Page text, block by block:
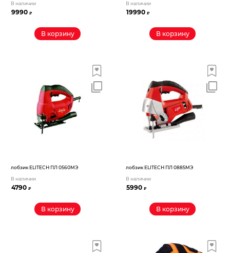
В наличии
9990₽
В корзину
В наличии
19990₽
В корзину
лобзик ELITECH ПЛ 0560МЭ
В наличии
4790₽
В корзину
лобзик ELITECH ПЛ 0885МЭ
В наличии
5990₽
В корзину